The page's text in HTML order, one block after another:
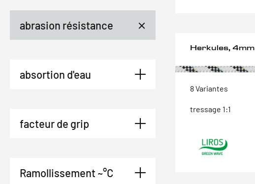
abrasion résistance
absortion d'eau
facteur de grip
Ramollissement ~°C
Herkules, 4mm
8 Variantes
tressage 1:1